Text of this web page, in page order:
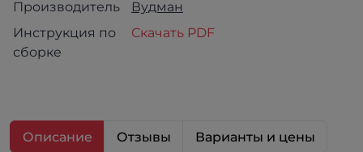
Производитель
Вудман
Инструкция по
сборке
Скачать PDF
Описание Отзывы Варианты и цены